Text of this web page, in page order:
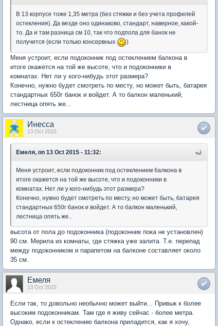
В 13 корпусе тоже 1,35 метра (без стяжки и без учета профилей
остекления). Да везде оно одинаково, стандарт, наверное, какой-
то. Да и там разница см 10, так что подпола для банок не
получится (если только консервных
)
Меня устроит, если подоконник под остеклением балкона в
итоге окажется на той же высоте, что и подоконники в
комнатах. Нет ли у кого-нибудь этот размера?
Конечно, нужно будет смотреть по месту, но может быть, батарея
стандартных 650г банок и войдет. А то балкон маленький,
лестница опять же...
Инесса
13 Oct 2015
Емеля, on 13 Oct 2015 - 11:32:
Меня устроит, если подоконник под остеклением балкона в
итоге окажется на той же высоте, что и подоконники в
комнатах. Нет ли у кого-нибудь этот размера?
Конечно, нужно будет смотреть по месту, но может быть, батарея
стандартных 650г банок и войдет. А то балкон маленький,
лестница опять же..
высота от пола до подоконника (подоконник пока не установлен)
90 см. Мерила из комнаты, где стяжка уже залита. Т.е. перепад
между подоконником и парапетом на балконе составляет около
35 см.
Емеля
13 Oct 2015
Если так, то довольно необычно может выйти... Привык к более
высоким подоконникам. Там где я живу сейчас - более метра.
Однако, если к остеклению балкона приладится, как я хочу,